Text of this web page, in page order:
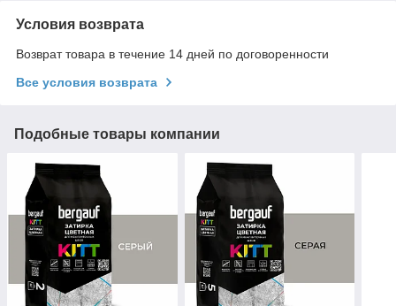
Условия возврата
Возврат товара в течение 14 дней по договоренности
Все условия возврата
Подобные товары компании